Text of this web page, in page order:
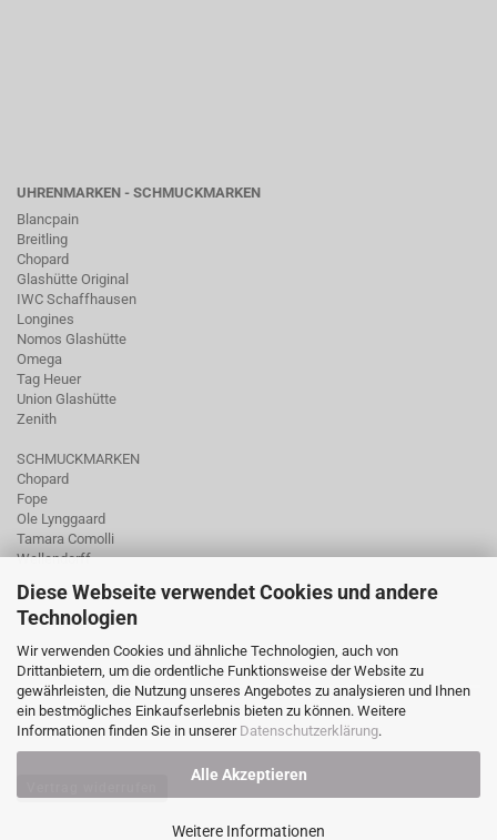
Diese Webseite verwendet Cookies und andere
Technologien
Wir verwenden Cookies und ähnliche Technologien, auch von
Drittanbietern, um die ordentliche Funktionsweise der Website zu
gewährleisten, die Nutzung unseres Angebotes zu analysieren und Ihnen
ein bestmögliches Einkaufserlebnis bieten zu können. Weitere
Informationen finden Sie in unserer Datenschutzerklärung.
Alle Akzeptieren
Weitere Informationen
UHRENMARKEN - SCHMUCKMARKEN
Blancpain
Breitling
Chopard
Glashütte Original
IWC Schaffhausen
Longines
Nomos Glashütte
Omega
Tag Heuer
Union Glashütte
Zenith
SCHMUCKMARKEN
Chopard
Fope
Ole Lynggaard
Tamara Comolli
Wellendorff